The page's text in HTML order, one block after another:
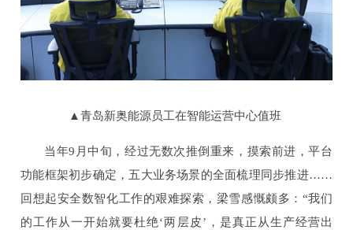
▲青岛新奥能源员工在智能运营中心值班
当年9月中旬，经过无数次推倒重来，摸索前进，平台
功能框架初步确定，五大业务场景的全面梳理同步推进……
回想起安全数智化工作的艰难探索，梁雪感慨颇多：“我们
的工作从一开始就要杜绝‘两层皮’，是真正从生产经营出